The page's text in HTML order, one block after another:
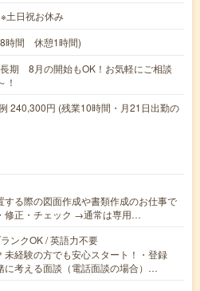
土日祝お休み
時間 休憩1時間)
期 8月の開始もOK！お気軽にご相談
！
240,300円 (残業10時間・月21日出勤の
する際の図面作成や書類作成のお仕事で
修正・チェック →通常は専用…
ンクOK / 英語力不要
未経験の方でも安心スタート！・登録
に考える面談（電話面談の場合）…